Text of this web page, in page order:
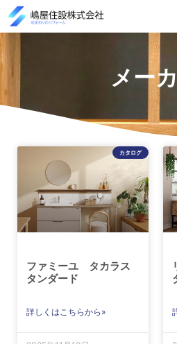
メー
カタログ
ファミーユ タカラス
タンダード
詳しくはこちらから»